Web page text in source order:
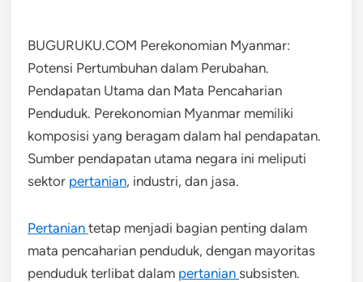
BUGURUKU.COM Perekonomian Myanmar:
Potensi Pertumbuhan dalam Perubahan.
Pendapatan Utama dan Mata Pencaharian
Penduduk. Perekonomian Myanmar memiliki
komposisi yang beragam dalam hal pendapatan.
Sumber pendapatan utama negara ini meliputi
sektor pertanian, industri, dan jasa.
Pertanian tetap menjadi bagian penting dalam
mata pencaharian penduduk, dengan mayoritas
penduduk terlibat dalam pertanian subsisten.